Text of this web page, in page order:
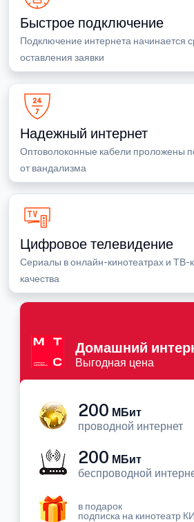
Быстрое подключение
Подключение интернета начинается
оставления заявки
Надежный интернет
Оптоволоконные кабели проложены
от вандализма
Цифровое телевидение
Сериалы в онлайн-кинотеатрах и
качества
Домашний
Выгодная цена
200 МБит
проводной интернет
200 МБит
беспроводной
в подарок
подписка на кинотеатр